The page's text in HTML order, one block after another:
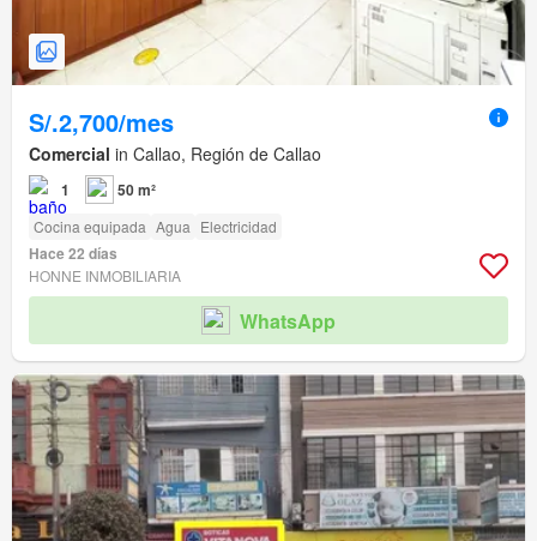
S/.2,700/mes
Comercial in Callao, Región de Callao
1 50 m²
Cocina equipada Agua Electricidad
Hace 22 días
HONNE INMOBILIARIA
WhatsApp